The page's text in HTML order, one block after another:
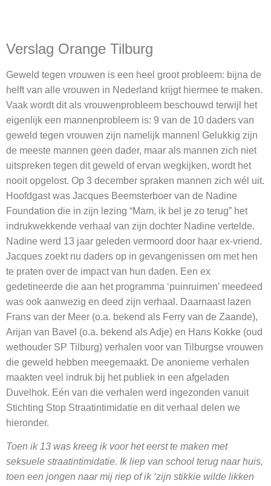
Verslag Orange Tilburg
Geweld tegen vrouwen is een heel groot probleem: bijna de
helft van alle vrouwen in Nederland krijgt hiermee te maken.
Vaak wordt dit als vrouwenprobleem beschouwd terwijl het
eigenlijk een mannenprobleem is: 9 van de 10 daders van
geweld tegen vrouwen zijn namelijk mannen! Gelukkig zijn
de meeste mannen geen dader, maar als mannen zich niet
uitspreken tegen dit geweld of ervan wegkijken, wordt het
nooit opgelost. Op 3 december spraken mannen zich wél uit.
Hoofdgast was Jacques Beemsterboer van de Nadine
Foundation die in zijn lezing “Mam, ik bel je zo terug” het
indrukwekkende verhaal van zijn dochter Nadine vertelde.
Nadine werd 13 jaar geleden vermoord door haar ex-vriend.
Jacques zoekt nu daders op in gevangenissen om met hen
te praten over de impact van hun daden. Een ex
gedetineerde die aan het programma ‘puinruimen’ meedeed
was ook aanwezig en deed zijn verhaal. Daarnaast lazen
Frans van der Meer (o.a. bekend als Ferry van de Zaande),
Arijan van Bavel (o.a. bekend als Adje) en Hans Kokke (oud
wethouder SP Tilburg) verhalen voor van Tilburgse vrouwen
die geweld hebben meegemaakt. De anonieme verhalen
maakten veel indruk bij het publiek in een afgeladen
Duvelhok. Eén van die verhalen werd ingezonden vanuit
Stichting Stop Straatintimidatie en dit verhaal delen we
hieronder.
Toen ik 13 was kreeg ik voor het eerst te maken met
seksuele straatintimidatie. Ik liep van school terug naar huis,
toen een jongen naar mij riep of ik ‘zijn stikkie wilde likken